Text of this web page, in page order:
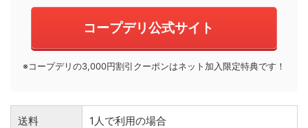
コープデリ公式サイト
※コープデリの3,000円割引クーポンはネット加入限定特典です！
送料
1人で利用の場合